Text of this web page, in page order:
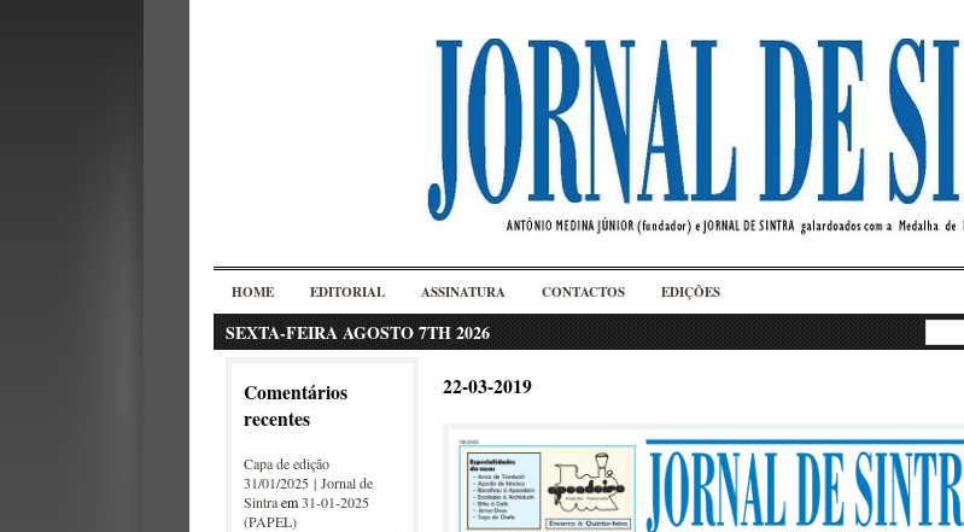
HOME EDITORIAL ASSINATURA CONTACTOS EDIÇÕES
SEXTA-FEIRA AGOSTO 7TH 2026
Comentários
recentes
Capa de edição
31/01/2025 | Jornal de
Sintraem31-01-2025
(PAPEL)
22-03-2019